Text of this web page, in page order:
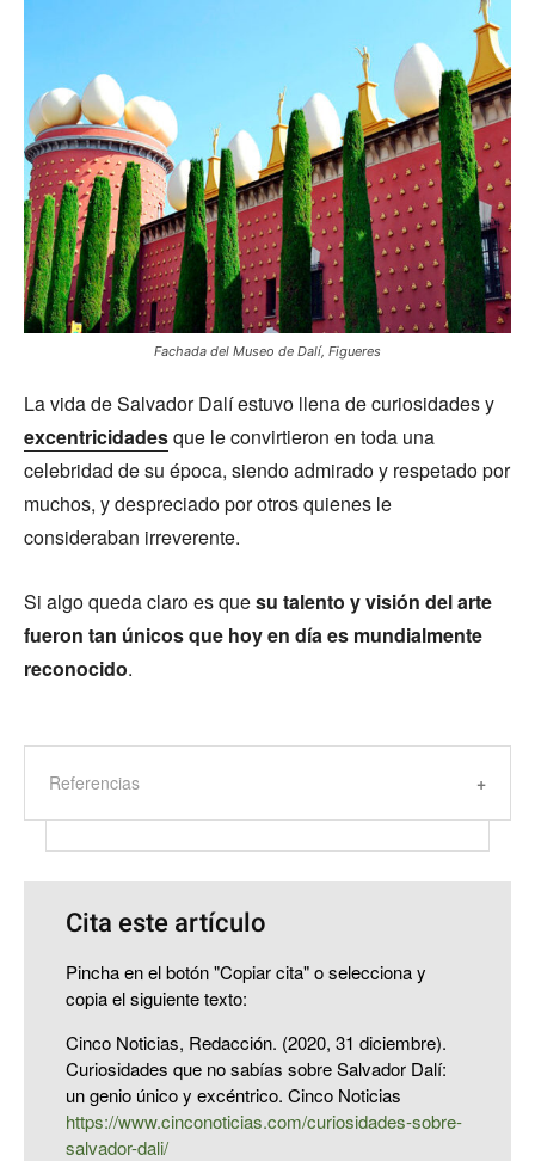
Fachada del Museo de Dalí, Figueres
La vida de Salvador Dalí estuvo llena de curiosidades y
excentricidadesque le convirtieron en toda una
celebridad de su época, siendo admirado y respetado por
muchos, y despreciado por otros quienes le
consideraban irreverente.
Si algo queda claro es quesu talento y visión del arte
fueron tan únicos que hoy en día es mundialmente
reconocido.
Referencias
Cita este artículo
Pincha en el botón "Copiar cita" o selecciona y
copia el siguiente texto:
Cinco Noticias, Redacción. (2020, 31 diciembre).
Curiosidades que no sabías sobre Salvador Dalí:
un genio único y excéntrico. Cinco Noticias
https://www.cinconoticias.com/curiosidades-sobre-
salvador-dali/